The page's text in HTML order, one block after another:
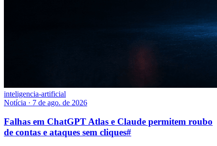
inteligencia-artificial
Notícia · 7 de ago. de 2026
Falhas em ChatGPT Atlas e Claude permitem roubo
de contas e ataques sem cliques#